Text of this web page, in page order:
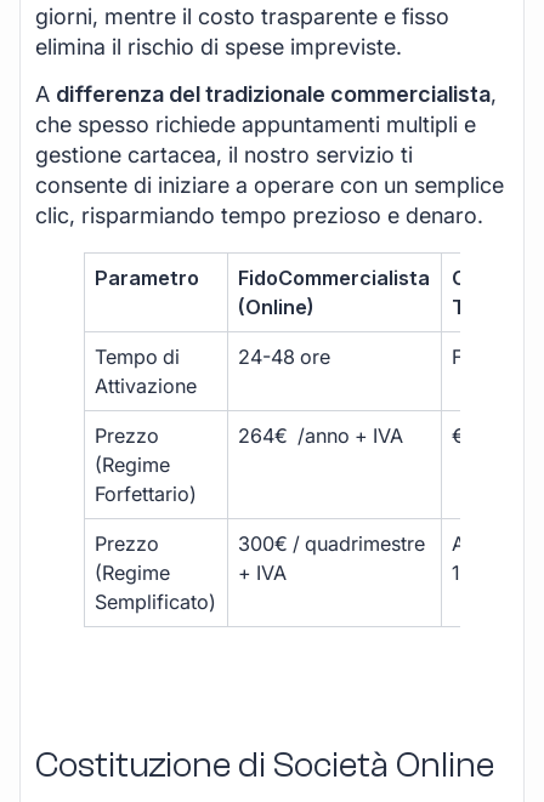
giorni, mentre il costo trasparente e fisso
elimina il rischio di spese impreviste.
A differenza del tradizionale commercialista,
che spesso richiede appuntamenti multipli e
gestione cartacea, il nostro servizio ti
consente di iniziare a operare con un semplice
clic, risparmiando tempo prezioso e denaro.
Parametro
FidoCommercialista
(Online)
Tempo di
Attivazione
24-48 ore Fino a 30
Prezzo
(Regime
Forfettario)
264€ /anno + IVA €500 –
Prezzo
(Regime
Semplificato)
300€ / quadrimestre
+ IVA
A partire
1800 € +
Costituzione di Società Online